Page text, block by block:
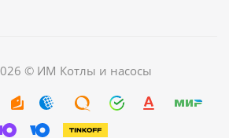
© ИМ Котлы и насосы